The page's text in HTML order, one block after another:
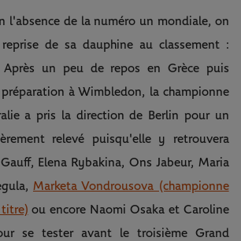
l'absence de la numéro un mondiale, on
de sa dauphine au classement :
un peu de repos en Grèce puis
à Wimbledon, la championne
a pris la direction de Berlin pour un
relevé puisqu'elle y retrouvera
Elena Rybakina, Ons Jabeur, Maria
Marketa Vondrousova (championne
ou encore Naomi Osaka et Caroline
se tester avant le troisième Grand